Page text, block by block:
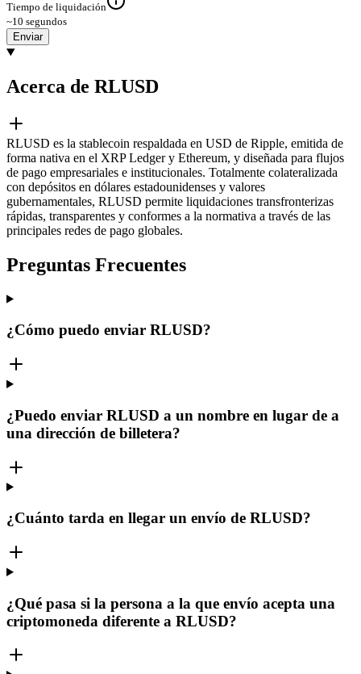
Tiempo de liquidación
~10 segundos
Enviar
Acerca de RLUSD
RLUSD es la stablecoin respaldada en USD de Ripple, emitida de
forma nativa en el XRP Ledger y Ethereum, y diseñada para flujos
de pago empresariales e institucionales. Totalmente colateralizada
con depósitos en dólares estadounidenses y valores
gubernamentales, RLUSD permite liquidaciones transfronterizas
rápidas, transparentes y conformes a la normativa a través de las
principales redes de pago globales.
Preguntas Frecuentes
¿Cómo puedo enviar RLUSD?
¿Puedo enviar RLUSD a un nombre en lugar de a
una dirección de billetera?
¿Cuánto tarda en llegar un envío de RLUSD?
¿Qué pasa si la persona a la que envío acepta una
criptomoneda diferente a RLUSD?